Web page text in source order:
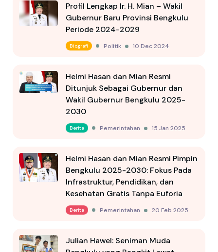
Profil Lengkap Ir. H. Mian – Wakil
Gubernur Baru Provinsi Bengkulu
Periode 2024-2029
Biografi Politik 10 Dec 2024
Helmi Hasan dan Mian Resmi
Ditunjuk Sebagai Gubernur dan
Wakil Gubernur Bengkulu 2025-
2030
Berita Pemerintahan 15 Jan 2025
Helmi Hasan dan Mian Resmi Pimpin
Bengkulu 2025-2030: Fokus Pada
Infrastruktur, Pendidikan, dan
Kesehatan Gratis Tanpa Euforia
Berita Pemerintahan 20 Feb 2025
Julian Hawel: Seniman Muda